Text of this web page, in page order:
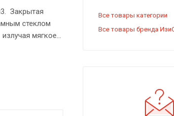
Закрытая
стеклом
мягкое
Все товары категории
Все товары бренда